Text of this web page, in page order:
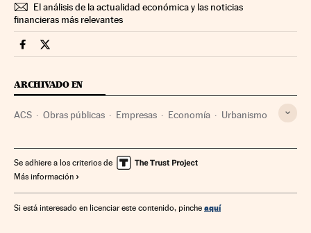
El análisis de la actualidad económica y las noticias
financieras más relevantes
Companias Cinco Días en Facebook
Companias Cinco Días en Twitter
ARCHIVADO EN
ACS Obras públicas Empresas Economía Urbanismo
Se adhiere a los criterios de
Más información
Si está interesado en licenciar este contenido, pinche aquí